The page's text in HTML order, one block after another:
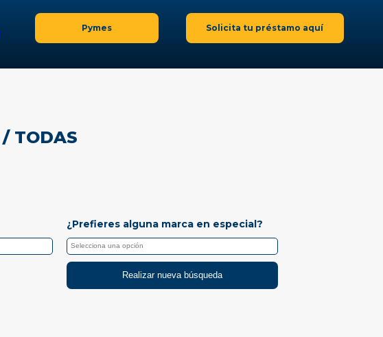
Pymes Solicita tu préstamo aquí
/ TODAS
¿Prefieres alguna marca en especial?
Realizar nueva búsqueda